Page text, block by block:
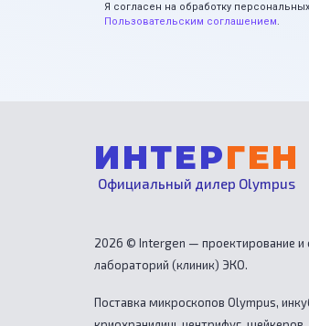
Я согласен на обработку
Пользовательским соглашением.
ИНТЕРГЕН
Официальный дилер Olympus
2026 © Intergen — проектирование и
лабораторий (клиник) ЭКО.
Поставка микроскопов Olympus,